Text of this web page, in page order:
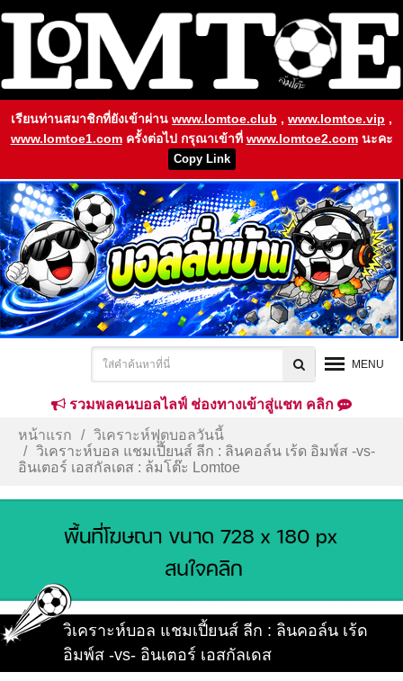
เรียนท่านสมาชิกที่ยังเข้าผ่าน www.lomtoe.club , www.lomtoe.vip ,
www.lomtoe1.com ครั้งต่อไป กรุณาเข้าที่ www.lomtoe2.comนะคะ
Copy Link
MENU
รวมพลคนบอลไลฟ์ ช่องทางเข้าสู่แชท คลิก
หน้าแรก
วิเคราะห์ฟุตบอลวันนี้
วิเคราะห์บอล แชมเปี้ยนส์ ลีก : ลินคอล์น เร้ด อิมพ์ส -vs-
อินเตอร์ เอสกัลเดส : ล้มโต๊ะ Lomtoe
วิเคราะห์บอล แชมเปี้ยนส์ ลีก : ลินคอล์น เร้ด
อิมพ์ส -vs- อินเตอร์ เอสกัลเดส